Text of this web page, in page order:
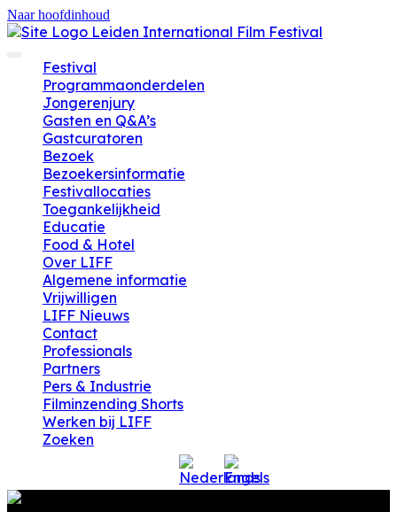
Naar hoofdinhoud
Festival
Programmaonderdelen
Jongerenjury
Gasten en Q&A’s
Gastcuratoren
Bezoek
Bezoekersinformatie
Festivallocaties
Toegankelijkheid
Educatie
Food & Hotel
Over LIFF
Algemene informatie
Vrijwilligen
LIFF Nieuws
Contact
Professionals
Partners
Pers & Industrie
Filminzending Shorts
Werken bij LIFF
Zoeken